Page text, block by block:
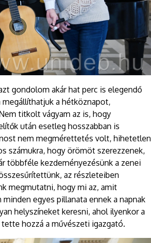
gondolom akár hat perc is elegendő
megállíthatjuk a hétköznapot,
titkolt vágyam az is, hogy
után esetleg hosszabban is
nem megmérettetés volt, hihetetlen
számukra, hogy örömöt szerezzenek,
többféle kezdeményezésünk a zenei
az részleteiben
megmutatni, hogy mi az, amit
egyes pillanata ennek a napnak
helyszíneket keresni, ahol ilyenkor a
hozzá a művészeti igazgató.